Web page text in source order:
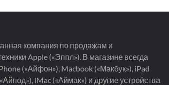
компания по продажам и
Apple («Эппл»). В магазине всегда
(«Айфон»), Macbook («Макбук»), iPad
iMac («Аймак») и другие устройства